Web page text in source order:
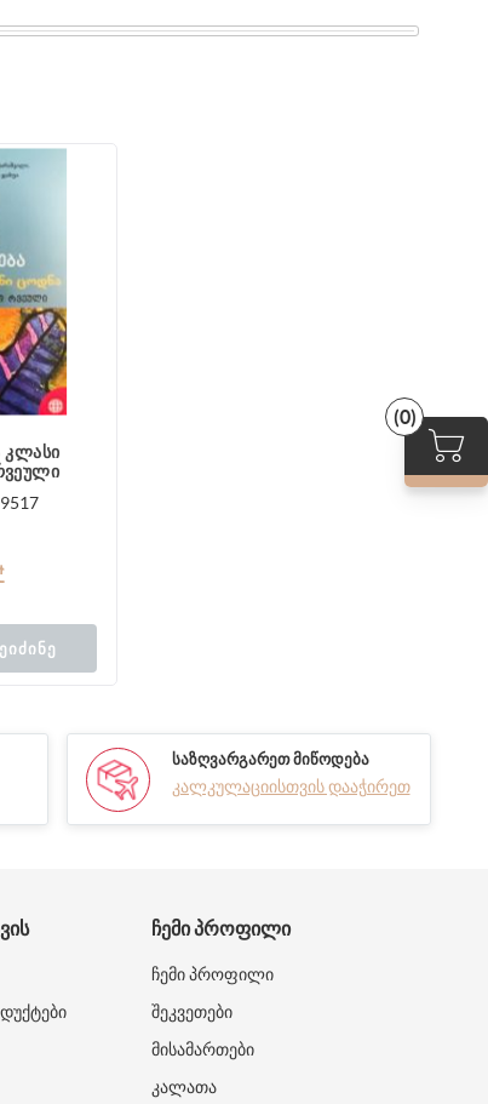
(0)
კლასი
ᲡᲐᲖᲦᲕᲐᲠᲒᲐᲠᲔᲗ ᲛᲘᲬᲝᲓᲔᲑᲐ
კალკულაციისთვის დააჭირეთ
ᲩᲔᲛᲘ ᲞᲠᲝᲤᲘᲚᲘ
ჩემი პროფილი
შეკვეთები
მისამართები
კალათა